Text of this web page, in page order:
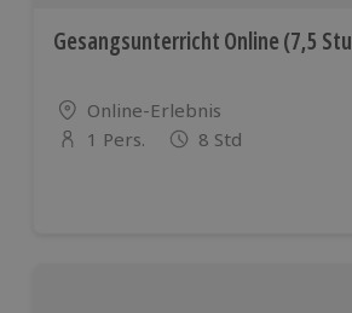
Gesangsunterricht Online (7,5
Standort
Online-Erlebnis
Anzahl der Teilnehmer
1 Pers. 8 Std